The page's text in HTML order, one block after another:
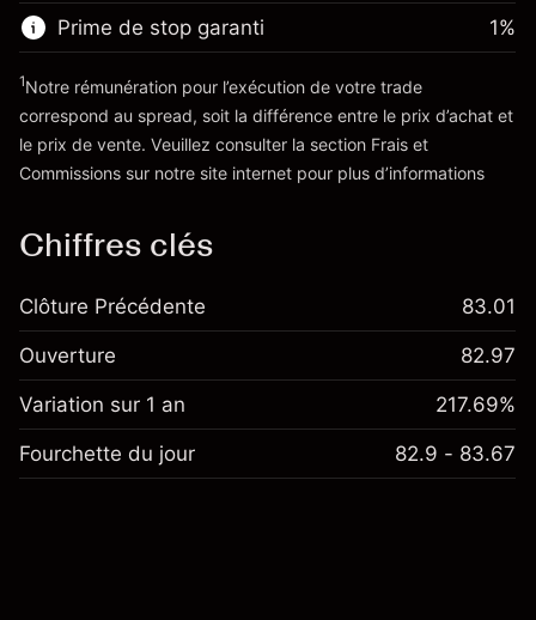
~$20,000.00
Valeur nominale avec effet de levier
Vers la plateforme
Prime de stop garanti
'Tarifs et Frais
1%
1Notre rémunération pour l’exécution de votre trade
correspond au spread, soit la différence entre le prix d’achat et
le prix de vente. Veuillez consulter la section Frais et
Commissions sur notre site internet pour plus d’informations
Chiffres clés
Clôture Précédente 83.01
Ouverture 82.97
Variation sur 1 an 217.69%
Fourchette du jour 82.9 - 83.67